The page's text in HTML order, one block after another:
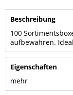
Beschreibung
100
aufbewahren.
Eigenschaften
mehr